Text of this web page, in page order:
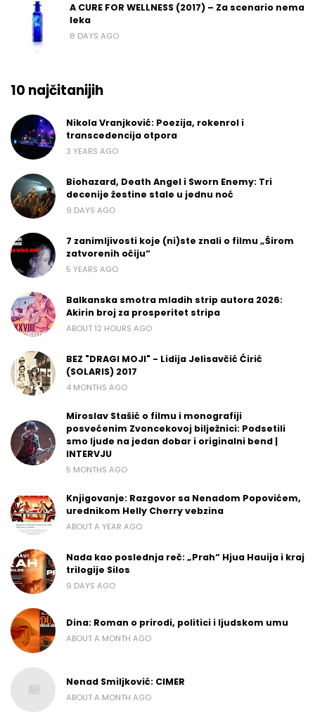
A CURE FOR WELLNESS (2017) – Za scenario nema
leka
8 DAYS AGO
10 najčitanijih
Nikola Vranjković: Poezija, rokenrol i
transcedencija otpora
3 YEARS AGO
Biohazard, Death Angel i Sworn Enemy: Tri
decenije žestine stale u jednu noć
9 DAYS AGO
7 zanimljivosti koje (ni)ste znali o filmu „Širom
zatvorenih očiju“
5 YEARS AGO
Balkanska smotra mladih strip autora 2026:
Akirin broj za prosperitet stripa
ABOUT 12 HOURS AGO
BEZ "DRAGI MOJI" - Lidija Jelisavčić Ćirić
(SOLARIS) 2017
4 MONTHS AGO
Miroslav Stašić o filmu i monografiji
posvećenim Zvoncekovoj bilježnici: Podsetili
smo ljude na jedan dobar i originalni bend |
INTERVJU
5 MONTHS AGO
Knjigovanje: Razgovor sa Nenadom Popovićem,
urednikom Helly Cherry vebzina
ABOUT A YEAR AGO
Nada kao poslednja reč: „Prah“ Hjua Hauija i kraj
trilogije Silos
9 DAYS AGO
Dina: Roman o prirodi, politici i ljudskom umu
ABOUT A MONTH AGO
Nenad Smiljković: CIMER
ABOUT A MONTH AGO